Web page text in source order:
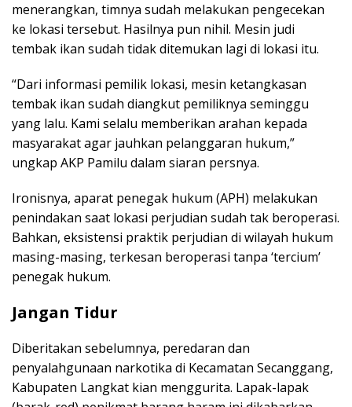
menerangkan, timnya sudah melakukan pengecekan
ke lokasi tersebut. Hasilnya pun nihil. Mesin judi
tembak ikan sudah tidak ditemukan lagi di lokasi itu.
“Dari informasi pemilik lokasi, mesin ketangkasan
tembak ikan sudah diangkut pemiliknya seminggu
yang lalu. Kami selalu memberikan arahan kepada
masyarakat agar jauhkan pelanggaran hukum,”
ungkap AKP Pamilu dalam siaran persnya.
Ironisnya, aparat penegak hukum (APH) melakukan
penindakan saat lokasi perjudian sudah tak beroperasi.
Bahkan, eksistensi praktik perjudian di wilayah hukum
masing-masing, terkesan beroperasi tanpa ‘tercium’
penegak hukum.
Jangan Tidur
Diberitakan sebelumnya, peredaran dan
penyalahgunaan narkotika di Kecamatan Secanggang,
Kabupaten Langkat kian menggurita. Lapak-lapak